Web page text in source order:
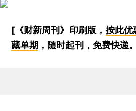
[《财新周刊》印刷版， 按此优
藏单期 ，随时起刊，免费快递